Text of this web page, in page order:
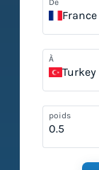
De
France
À
Turkey
poids